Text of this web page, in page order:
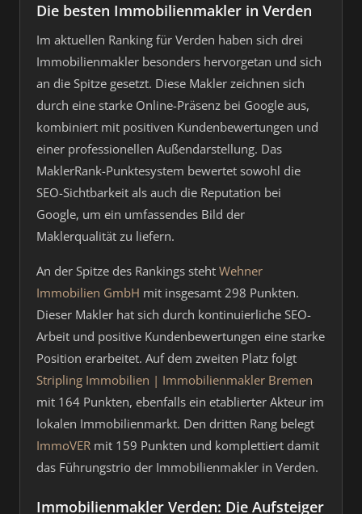
Die besten Immobilienmakler in Verden
Im aktuellen Ranking für Verden haben sich drei
Immobilienmakler besonders hervorgetan und sich
an die Spitze gesetzt. Diese Makler zeichnen sich
durch eine starke Online-Präsenz bei Google aus,
kombiniert mit positiven Kundenbewertungen und
einer professionellen Außendarstellung. Das
MaklerRank-Punktesystem bewertet sowohl die
SEO-Sichtbarkeit als auch die Reputation bei
Google, um ein umfassendes Bild der
Maklerqualität zu liefern.
An der Spitze des Rankings steht Wehner
Immobilien GmbH mit insgesamt 298 Punkten.
Dieser Makler hat sich durch kontinuierliche SEO-
Arbeit und positive Kundenbewertungen eine starke
Position erarbeitet. Auf dem zweiten Platz folgt
Stripling Immobilien | Immobilienmakler Bremen
mit 164 Punkten, ebenfalls ein etablierter Akteur im
lokalen Immobilienmarkt. Den dritten Rang belegt
ImmoVER mit 159 Punkten und komplettiert damit
das Führungstrio der Immobilienmakler in Verden.
Immobilienmakler Verden: Die Aufsteiger